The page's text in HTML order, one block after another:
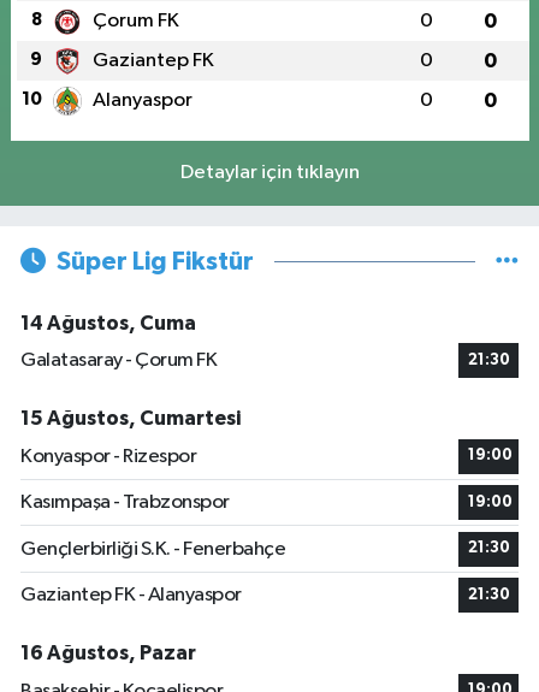
8 Çorum FK 0 0
9 Gaziantep FK 0 0
10 Alanyaspor 0 0
Detaylar için tıklayın
Süper Lig Fikstür
14 Ağustos, Cuma
Galatasaray - Çorum FK
21:30
15 Ağustos, Cumartesi
Konyaspor - Rizespor
19:00
Kasımpaşa - Trabzonspor 19:00
Gençlerbirliği S.K. - Fenerbahçe 21:30
Gaziantep FK - Alanyaspor 21:30
16 Ağustos, Pazar